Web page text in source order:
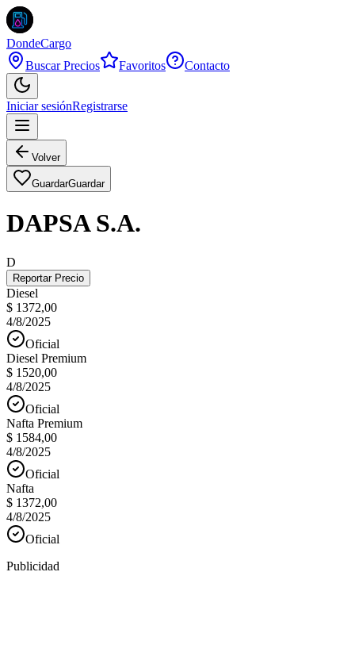
DondeCargo
Buscar Precios
Favoritos Contacto
Iniciar sesiónRegistrarse
Volver
GuardarGuardar
DAPSA S.A.
D
Reportar Precio
Diesel
$ 1372,00
4/8/2025
Oficial
Diesel Premium
$ 1520,00
4/8/2025
Oficial
Nafta Premium
$ 1584,00
4/8/2025
Oficial
Nafta
$ 1372,00
4/8/2025
Oficial
Publicidad